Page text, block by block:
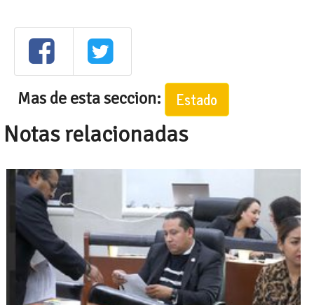
Mas de esta seccion: Estado
Notas relacionadas